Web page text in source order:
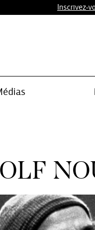
Inscrivez-